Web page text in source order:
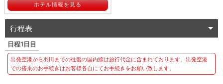
ホテル情報を見る
行程表
1日目
出発空港から羽田までの往復の国内線は旅行代金に含まれております。出発空港
での搭乗のお手続きはお客様各自にてお手続きをお願い致します。